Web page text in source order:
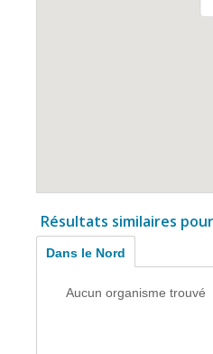
Résultats similaires
Dans le Nord
Aucun organisme trouvé